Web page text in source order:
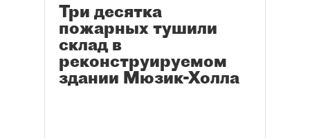
Три десятка
пожарных тушили
склад в
реконструируемом
здании Мюзик-Холла